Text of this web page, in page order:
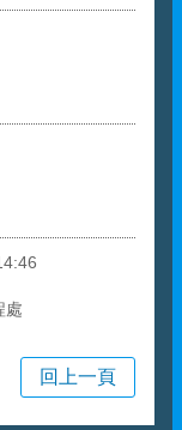
處
回上一頁